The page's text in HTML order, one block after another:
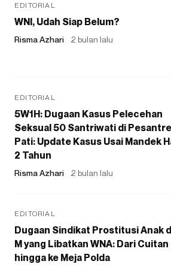
EDITORIAL
WNI, Udah Siap Belum?
Risma Azhari 2 bulan lalu
EDITORIAL
5W1H: Dugaan Kasus Pelecehan
Seksual 50 Santriwati di
Pati: Update Kasus Usai Mandek
2 Tahun
Risma Azhari 2 bulan lalu
EDITORIAL
Dugaan Sindikat Prostitusi Anak
M yang Libatkan WNA: Dari Cuitan
hingga ke Meja Polda